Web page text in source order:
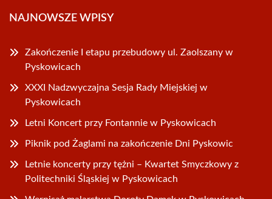
NAJNOWSZE WPISY
Zakończenie I etapu przebudowy ul. Zaolszany w
Pyskowicach
XXXI Nadzwyczajna Sesja Rady Miejskiej w
Pyskowicach
Letni Koncert przy Fontannie w Pyskowicach
Piknik pod Żaglami na zakończenie Dni Pyskowic
Letnie koncerty przy tężni – Kwartet Smyczkowy z
Politechniki Śląskiej w Pyskowicach